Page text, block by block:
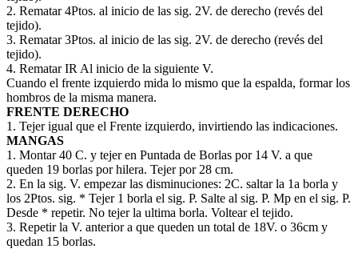
2. Rematar 4Ptos. al inicio de las sig. 2V. de derecho (revés del
tejido).
3. Rematar 3Ptos. al inicio de las sig. 2V. de derecho (revés del
tejido).
4. Rematar IR Al inicio de la siguiente V.
Cuando el frente izquierdo mida lo mismo que la espalda, formar los
hombros de la misma manera.
FRENTE DERECHO
1. Tejer igual que el Frente izquierdo, invirtiendo las indicaciones.
MANGAS
1. Montar 40 C. y tejer en Puntada de Borlas por 14 V. a que
queden 19 borlas por hilera. Tejer por 28 cm.
2. En la sig. V. empezar las disminuciones: 2C. saltar la 1a borla y
los 2Ptos. sig. * Tejer 1 borla el sig. P. Salte al sig. P. Mp en el sig. P.
Desde * repetir. No tejer la ultima borla. Voltear el tejido.
3. Repetir la V. anterior a que queden un total de 18V. o 36cm y
quedan 15 borlas.